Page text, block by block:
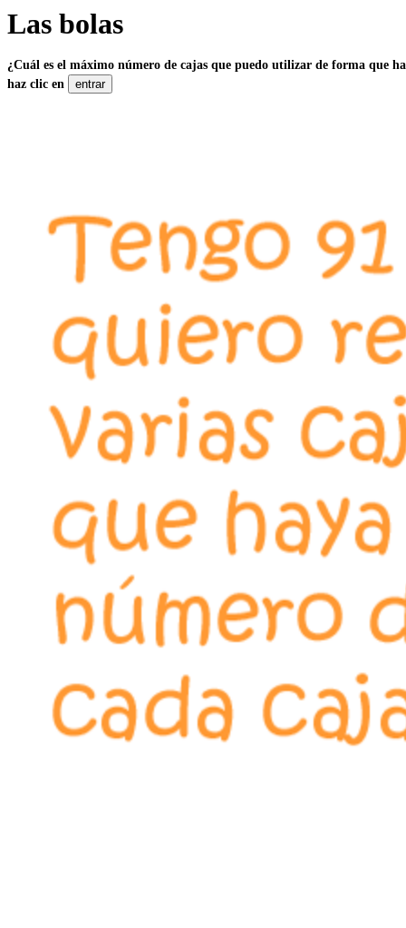
Las bolas
¿Cuál es el máximo número de cajas que puedo utilizar de forma que
haz clic en